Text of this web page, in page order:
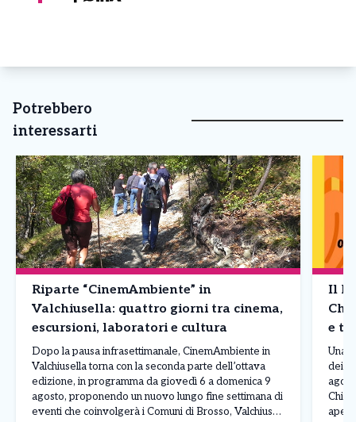
Potrebbero
interessarti
Riparte “CinemAmbiente” in
Valchiusella: quattro giorni tra cinema,
escursioni, laboratori e cultura
Dopo la pausa infrasettimanale, CinemAmbiente in
Valchiusella torna con la seconda parte dell’ottava
edizione, in programma da giovedì 6 a domenica 9
agosto, proponendo un nuovo lungo fine settimana di
eventi che coinvolgerà i Comuni di Brosso, Valchiusa,
Il
e
Una
dei